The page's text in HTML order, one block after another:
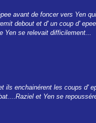
avant de foncer vers Yen
debout et d' un coup d'
Yen se relevait difficilement...
ils enchainérent les coups d'
et Yen se